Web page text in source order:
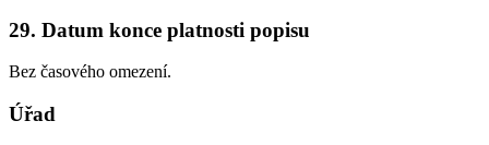
29. Datum konce platnosti popisu
Bez časového omezení.
Úřad